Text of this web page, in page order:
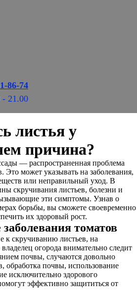
86-74
21.00
листья у
причина?
— распространенная проблема
Это может указывать на заболевания,
или неправильный уход. В
скручивания листьев, болезни и
эти симптомы. Узнав о
борьбы, вы сможете своевременно
их здоровый рост.
томатов
к скручиванию листьев, на
огорода внимательно следит
почвы, случаются довольно
обработка почвы, использование
исключительно здорового
эффективно защититься от